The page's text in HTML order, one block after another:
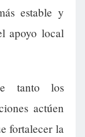
estable y
apoyo local
tanto los
actúen
fortalecer la